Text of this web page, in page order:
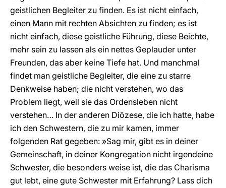
geistlichen Begleiter zu finden. Es ist nicht einfach,
einen Mann mit rechten Absichten zu finden; es ist
nicht einfach, diese geistliche Führung, diese Beichte,
mehr sein zu lassen als ein nettes Geplauder unter
Freunden, das aber keine Tiefe hat. Und manchmal
findet man geistliche Begleiter, die eine zu starre
Denkweise haben; die nicht verstehen, wo das
Problem liegt, weil sie das Ordensleben nicht
verstehen… In der anderen Diözese, die ich hatte, habe
ich den Schwestern, die zu mir kamen, immer
folgenden Rat gegeben: »Sag mir, gibt es in deiner
Gemeinschaft, in deiner Kongregation nicht irgendeine
Schwester, die besonders weise ist, die das Charisma
gut lebt, eine gute Schwester mit Erfahrung? Lass dich